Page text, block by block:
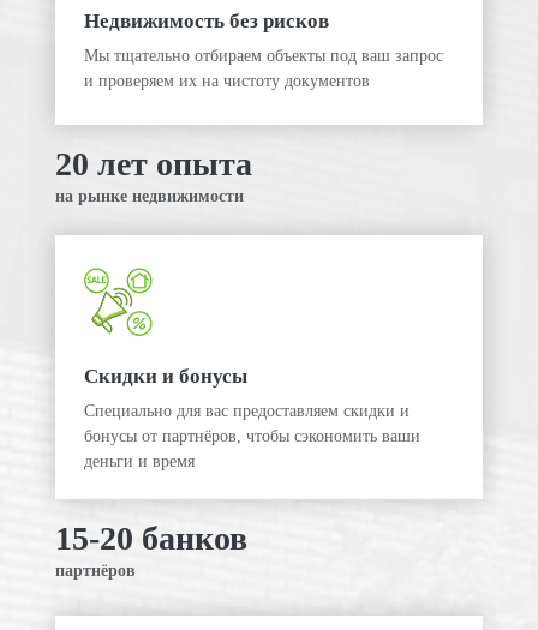
Недвижимость без рисков
Мы тщательно отбираем объекты под ваш запрос
и проверяем их на чистоту документов
20 лет опыта
на рынке недвижимости
Скидки и бонусы
Специально для вас предоставляем скидки и
бонусы от партнёров, чтобы сэкономить ваши
деньги и время
15-20 банков
партнёров